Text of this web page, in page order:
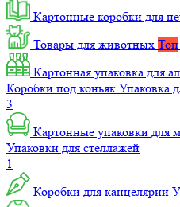
Картонные коробки для
Товары для животных Топ
Картонная упаковка для
Коробки под коньяк Упаковка
3
Картонные упаковки для
Упаковки для стеллажей
1
Коробки для канцелярии